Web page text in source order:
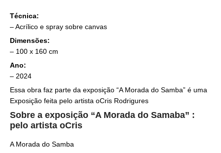
Técnica:
–Acrílico e spray sobre canvas
Dimensões:
– 100 x 160 cm
Ano:
– 2024
Essa obra faz parte da exposição “A Morada do Samba” é uma
Exposição feita pelo artista oCris Rodrigures
Sobre a exposição “A Morada do Samaba” :
pelo artista oCris
A Morada do Samba